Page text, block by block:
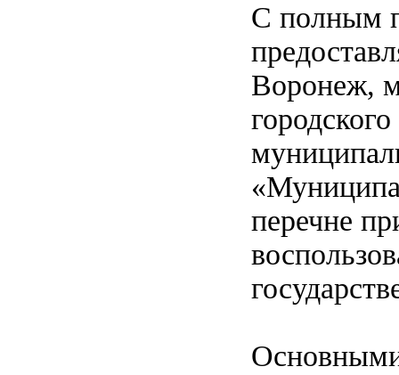
С полным
Воронеж,
перечне